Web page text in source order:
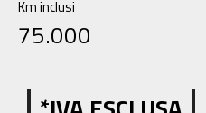
Km inclusi
75.000